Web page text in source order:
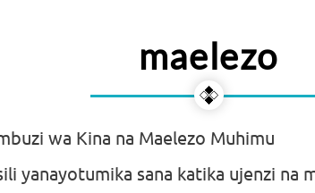
maelezo
wa Kina na Maelezo Muhimu
yanayotumika sana katika ujenzi na